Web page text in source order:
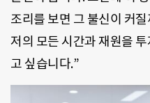
조리를 보면 그 불신이 커
저의 모든 시간과 재원을
고 싶습니다.”